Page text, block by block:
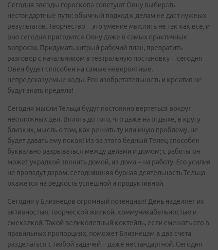
Сегодня звезды гороскопа советуют Овну выбирать
нестандартные пути: обычный подход к делам не даст нужных
результатов. Творчество – это умение мыслить не так как все, и
оно сегодня пригодится Овну даже в самых практичных
вопросах. Придумать хитрый рабочий план, превратить
разговор с начальником в театральную постановку – сегодня
Овен будет способен на самые невероятные,
непредсказуемые ходы. Его изобретательность и креатив не
будут знать предела!
Сегодня мысли Тельца будут постоянно вертеться вокруг
неотложных дел. Вплоть до того, что даже на отдыхе, в кругу
близких, мысль о том, как решить ту или иную проблему, не
будет давать ему покоя! Из-за этого бедный Телец способен
буквально разрываться между делами и домом; с работы он
может украдкой звонить домой, из дома – на работу. Его усилия
не пропадут даром: сегодняшняя бурная деятельность Тельца
окажется на редкость успешной и продуктивной.
Сегодня у Близнецов огромный потенциал! День наделяет их
активностью, творческой жилкой, коммуникабельностью и
смекалкой. Такой великолепный коктейль, если смешать его в
правильных пропорциях, поможет Близнецам в два счета
разделаться с любой задачей – даже нестандартной. Сегодня